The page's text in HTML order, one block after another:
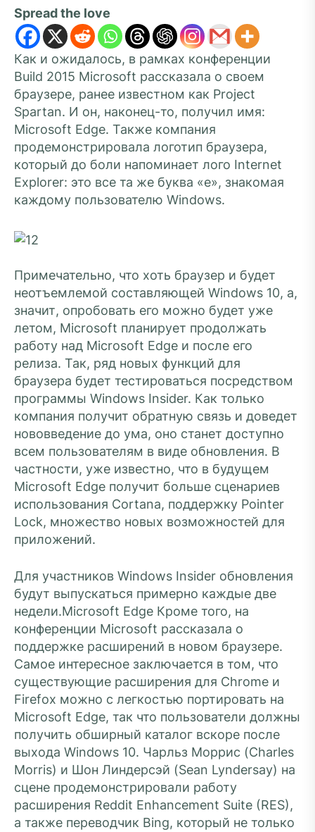
Spread the love
Как и ожидалось, в рамках конференции
Build 2015 Microsoft рассказала о своем
браузере, ранее известном как Project
Spartan. И он, наконец-то, получил имя:
Microsoft Edge. Также компания
продемонстрировала логотип браузера,
который до боли напоминает лого Internet
Explorer: это все та же буква «e», знакомая
каждому пользователю Windows.
Примечательно, что хоть браузер и будет
неотъемлемой составляющей Windows 10, а,
значит, опробовать его можно будет уже
летом, Microsoft планирует продолжать
работу над Microsoft Edge и после его
релиза. Так, ряд новых функций для
браузера будет тестироваться посредством
программы Windows Insider. Как только
компания получит обратную связь и доведет
нововведение до ума, оно станет доступно
всем пользователям в виде обновления. В
частности, уже известно, что в будущем
Microsoft Edge получит больше сценариев
использования Cortana, поддержку Pointer
Lock, множество новых возможностей для
приложений.
Для участников Windows Insider обновления
будут выпускаться примерно каждые две
недели.Microsoft Edge Кроме того, на
конференции Microsoft рассказала о
поддержке расширений в новом браузере.
Самое интересное заключается в том, что
существующие расширения для Chrome и
Firefox можно с легкостью портировать на
Microsoft Edge, так что пользователи должны
получить обширный каталог вскоре после
выхода Windows 10. Чарльз Моррис (Charles
Morris) и Шон Линдерсэй (Sean Lyndersay) на
сцене продемонстрировали работу
расширения Reddit Enhancement Suite (RES),
а также переводчик Bing, который не только